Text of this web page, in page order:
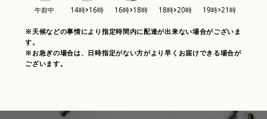
※天候などの事情により指定時間内に配達が出来ない場合がございま
す。
※お急ぎの場合は、日時指定がない方がより早くお届けできる場合が
ございます。